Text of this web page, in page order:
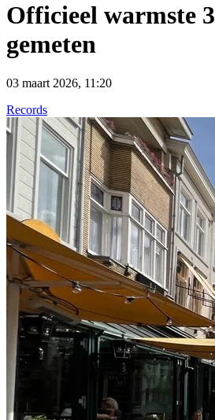
Officieel warmste
gemeten
03 maart 2026, 11:20
Records